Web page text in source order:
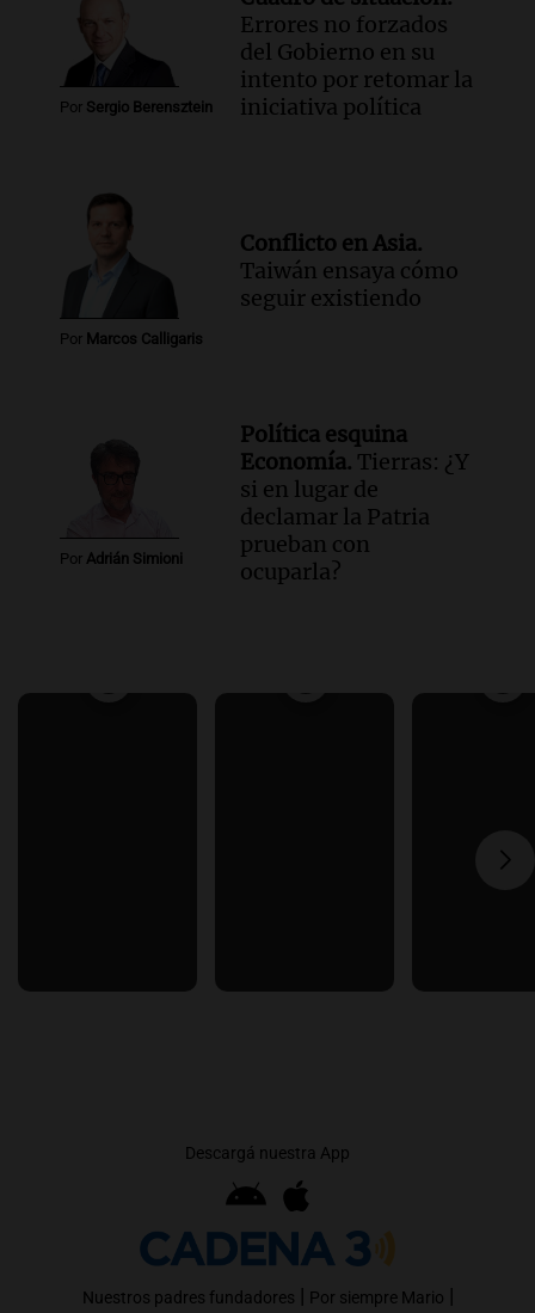
Por Sergio Berensztein
Errores no forzados
del Gobierno en su
intento por retomar la
iniciativa política
Por Marcos Calligaris
Conflicto en Asia.
Taiwán ensaya cómo
seguir existiendo
Por Adrián Simioni
Política esquina
Economía. Tierras: ¿Y
si en lugar de
declamar la Patria
prueban con
ocuparla?
Descargá nuestra App
Nuestros padres fundadores | Por siempre Mario |